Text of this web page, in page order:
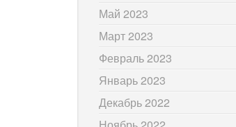
Май 2023
Март 2023
Февраль 2023
Январь 2023
Декабрь 2022